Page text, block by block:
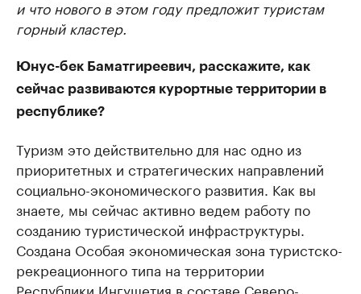
и что нового в этом году предложит туристам
горный кластер.
Юнус-бек Баматгиреевич, расскажите, как
сейчас развиваются курортные территории в
республике?
Туризм это действительно для нас одно из
приоритетных и стратегических направлений
социально-экономического развития. Как вы
знаете, мы сейчас активно ведем работу по
созданию туристической инфраструктуры.
Создана Особая экономическая зона туристско-
рекреационного типа на территории
Республики Ингушетия в составе Северо-